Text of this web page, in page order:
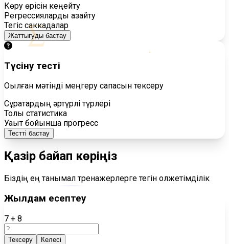
∑
Көру өрісін кеңейту
Регрессияларды азайту
Тегіс саккадалар
Жаттығуды бастау
Түсіну тесті
Оқылған мәтінді меңгеру сапасын тексеру
Сұрақтардың әртүрлі түрлері
Толық статистика
Уақыт бойынша прогресс
Тестті бастау
Қазір байқап көріңіз
Біздің ең танымал тренажерлерге тегін қолжетімділік
Жылдам есептеу
7 + 8
Тексеру Келесі